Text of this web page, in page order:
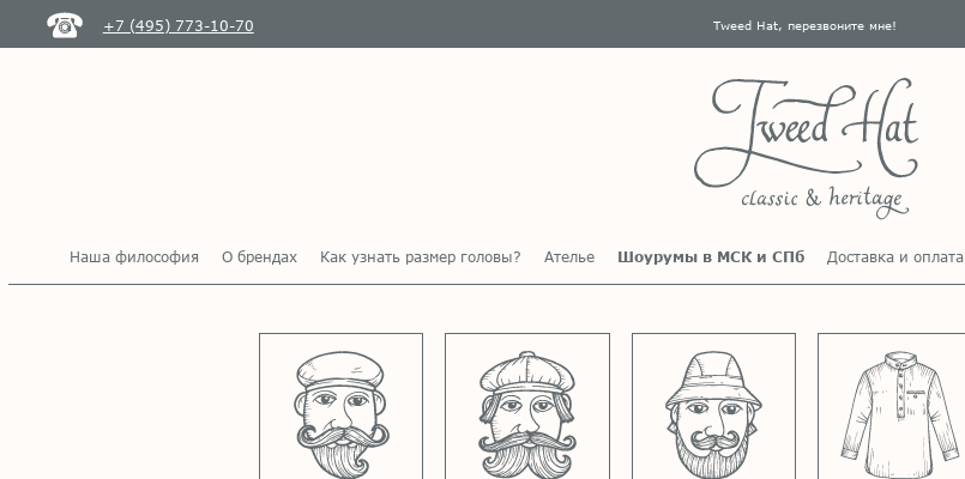
+7 (495) 773-10-70 Tweed Hat, перезвоните мне!
Наша философия О брендах Как узнать размер головы? Ателье Шоурумы в МСК и СПб Доставка и оплата